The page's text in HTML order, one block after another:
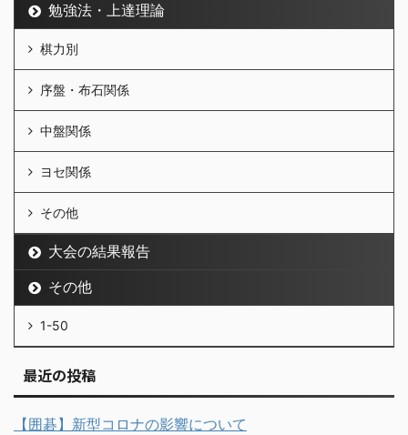
勉強法・上達理論
棋力別
序盤・布石関係
中盤関係
ヨセ関係
その他
大会の結果報告
その他
1-50
最近の投稿
【囲碁】新型コロナの影響について